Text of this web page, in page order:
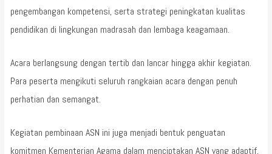
pengembangan kompetensi, serta strategi peningkatan kualitas
pendidikan di lingkungan madrasah dan lembaga keagamaan.
Acara berlangsung dengan tertib dan lancar hingga akhir kegiatan.
Para peserta mengikuti seluruh rangkaian acara dengan penuh
perhatian dan semangat.
Kegiatan pembinaan ASN ini juga menjadi bentuk penguatan
komitmen Kementerian Agama dalam menciptakan ASN yang adaptif,